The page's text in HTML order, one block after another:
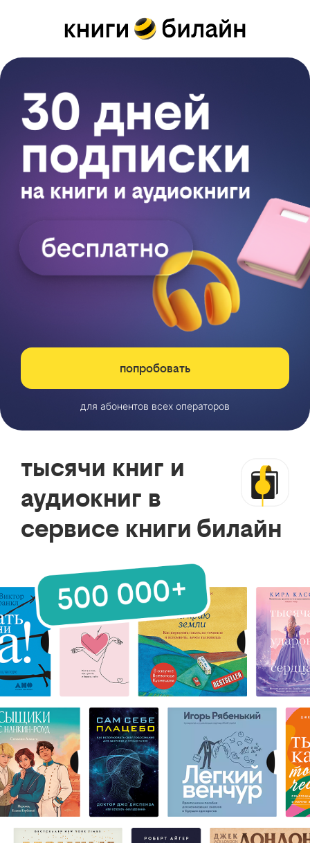
попробовать
для абонентов всех операторов
тысячи книг и
аудиокниг в
сервисе книги билайн